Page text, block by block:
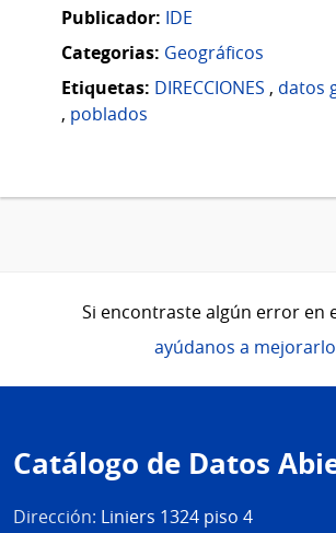
Publicador: IDE
Categorias: Geográficos
Etiquetas: DIRECCIONES , datos
, poblados
Si encontraste algún error en
ayúdanos a mejorarlo
de
página
Catálogo de Datos
Dirección: Liniers 1324 piso 4